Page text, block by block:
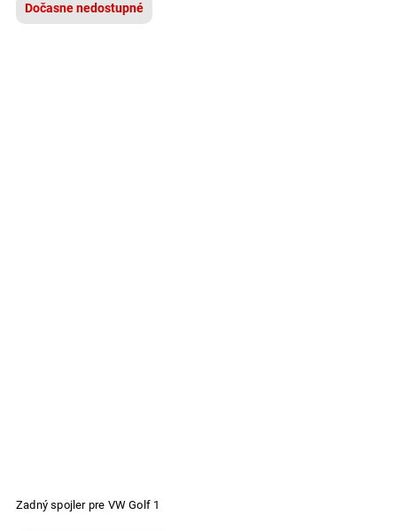
Dočasne nedostupné
Zadný spojler pre VW Golf 1